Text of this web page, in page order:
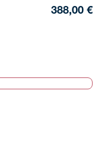
388,00 €